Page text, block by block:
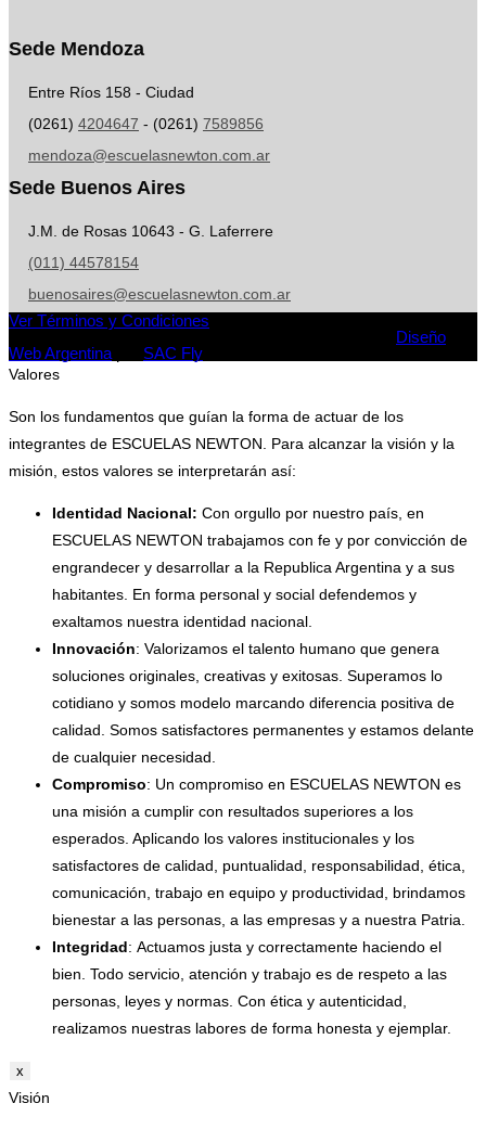
Sede Mendoza
Entre Ríos 158 - Ciudad
(0261) 4204647 - (0261) 7589856
mendoza@escuelasnewton.com.ar
Sede Buenos Aires
J.M. de Rosas 10643 - G. Laferrere
(011) 44578154
buenosaires@escuelasnewton.com.ar
Ver Términos y Condiciones
Diseño
Web Argentina
SAC Fly
Valores
Son los fundamentos que guían la forma de actuar de los
integrantes de ESCUELAS NEWTON. Para alcanzar la visión y la
misión, estos valores se interpretarán así:
Identidad Nacional: Con orgullo por nuestro país, en
ESCUELAS NEWTON trabajamos con fe y por convicción de
engrandecer y desarrollar a la Republica Argentina y a sus
habitantes. En forma personal y social defendemos y
exaltamos nuestra identidad nacional.
Innovación: Valorizamos el talento humano que genera
soluciones originales, creativas y exitosas. Superamos lo
cotidiano y somos modelo marcando diferencia positiva de
calidad. Somos satisfactores permanentes y estamos delante
de cualquier necesidad.
Compromiso: Un compromiso en ESCUELAS NEWTON es
una misión a cumplir con resultados superiores a los
esperados. Aplicando los valores institucionales y los
satisfactores de calidad, puntualidad, responsabilidad, ética,
comunicación, trabajo en equipo y productividad, brindamos
bienestar a las personas, a las empresas y a nuestra Patria.
Integridad: Actuamos justa y correctamente haciendo el
bien. Todo servicio, atención y trabajo es de respeto a las
personas, leyes y normas. Con ética y autenticidad,
realizamos nuestras labores de forma honesta y ejemplar.
x
Visión